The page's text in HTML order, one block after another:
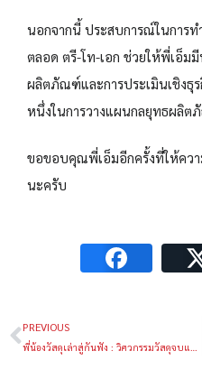
นอกจากนี้ ประสบการณ์ในการท
ตลอด ตรี-โท-เอก ช่วยให้พี่เอ็ม
ผลิตภัณฑ์และการประเมินเชิงธุ
หนึ่งในการวางแผนกลยุทธผลิต
ขอขอบคุณพี่เอ็มอีกครั้งที่ให้คว
นะครับ
PREVIOUS